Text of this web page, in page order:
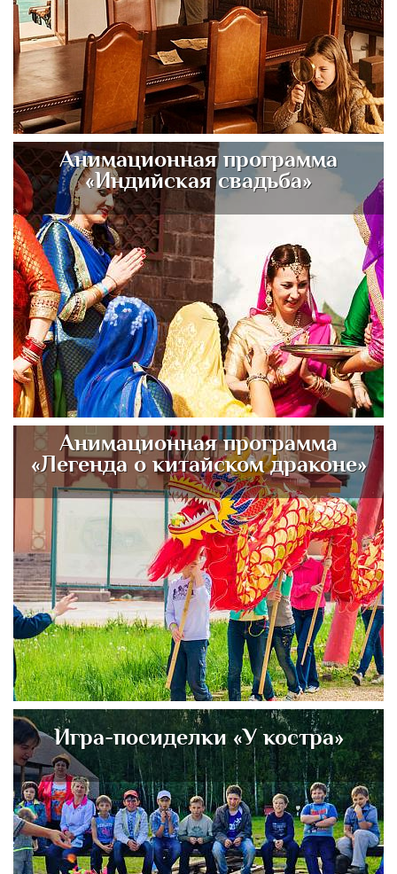
Анимационная программа
«Индийская свадьба»
Анимационная программа
«Легенда о китайском драконе»
Игра-посиделки «У костра»